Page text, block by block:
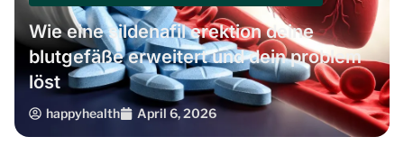
Wie eine sildenafil erektion deine
blutgefäße erweitert und dein problem
löst
happyhealth April 6, 2026